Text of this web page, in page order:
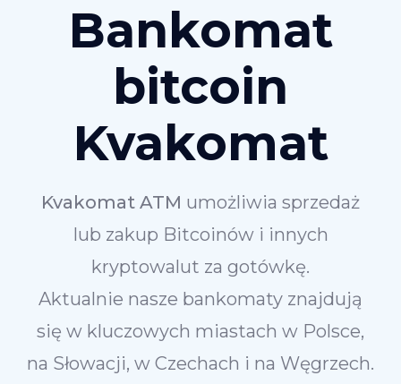
Bankomat
bitcoin
Kvakomat
Kvakomat ATM umożliwia sprzedaż
lub zakup Bitcoinów i innych
kryptowalut za gotówkę.
Aktualnie nasze bankomaty znajdują
się w kluczowych miastach w Polsce,
na Słowacji, w Czechach i na Węgrzech.